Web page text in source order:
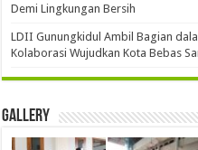
Demi Lingkungan Bersih
LDII Gunungkidul Ambil Bagian
Kolaborasi Wujudkan Kota Bebas
Gallery